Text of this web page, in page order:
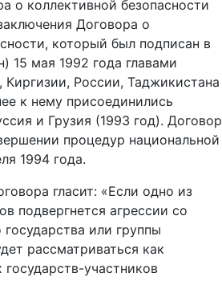
о коллективной безопасности
Договора о
который был подписан в
15 мая 1992 года главами
Киргизии, России, Таджикистана
к нему присоединились
и Грузия (1993 год). Договор
процедур национальной
1994 года.
гласит: «Если одно из
подвергнется агрессии со
или группы
рассматриваться как
государств-участников